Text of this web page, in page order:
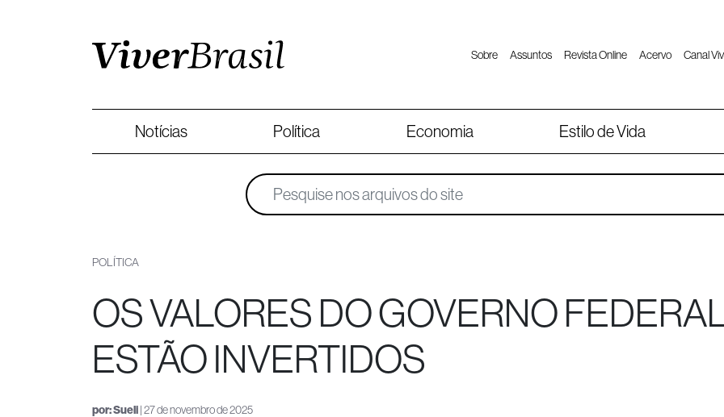
Sobre Assuntos Revista Online Acervo Canal
Notícias Política Economia Estilo de Vida
POLÍTICA
OS VALORES DO GOVERNO
ESTÃO INVERTIDOS
por:Sueli| 27 de novembro de 2025